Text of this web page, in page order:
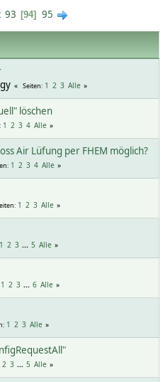
93 94 95
Seiten 1 2 3 Alle
löschen
1 2 3 4 Alle
Air Lüfung per FHEM möglich?
1 2 3 4 Alle
1 2 3 Alle
1 2 3 ... 5 Alle
1 2 3 ... 6 Alle
1 2 3 Alle
2 3 ... 5 Alle